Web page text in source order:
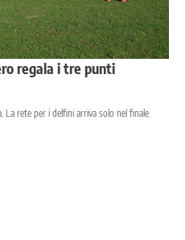
regala i tre punti
La rete per i delfini arriva solo nel finale